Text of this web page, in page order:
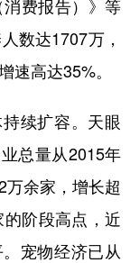
费报告）》等
数达1707万，
速高达35%。
续扩容。天眼
总量从2015年
余家，增长超
阶段高点，近
宠物经济已从